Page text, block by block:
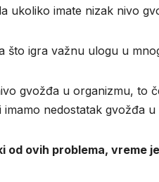
ukoliko imate nizak nivo
što igra važnu ulogu u
gvožđa u organizmu, to
nedostatak gvožđa
od ovih problema, vreme